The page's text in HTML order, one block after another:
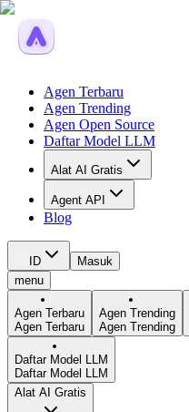
Agen Terbaru
Agen Trending
Agen Open Source
Daftar Model LLM
Alat AI Gratis
Agent API
Blog
ID
Masuk
menu
Agen Terbaru
Agen Terbaru
Agen Trending
Agen Trending
Daftar Model LLM
Daftar Model LLM
Alat AI Gratis